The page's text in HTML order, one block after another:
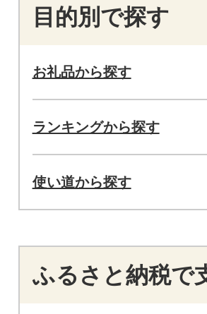
目的別で探す
お礼品から探す
ランキングから探す
使い道から探す
ふるさと納税で